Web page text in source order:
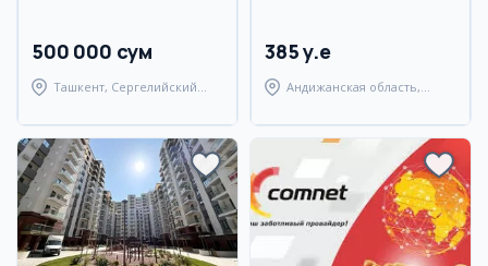
500 000 сум
Ташкент, Сергелийский
385 y.e
Андижанская область,